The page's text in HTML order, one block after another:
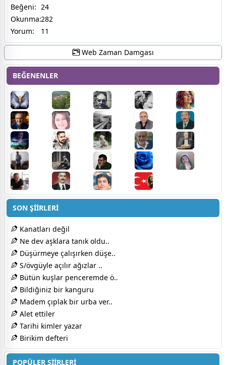
Beğeni: 24
Okunma:282
Yorum:
11
Web Zaman Damgası
BEĞENENLER
SON ŞİİRLERİ
Kanatları değil
Ne dev aşklara tanık oldu..
Düşürmeye çalışırken düşe..
S/övgüyle açılır ağızlar ..
Bütün kuşlar penceremde ö..
Bildiğiniz bir kanguru
Madem çıplak bir urba ver..
Alet ettiler
Tarihi kimler yazar
Birikim defteri
POPÜLER ŞİİRLERİ